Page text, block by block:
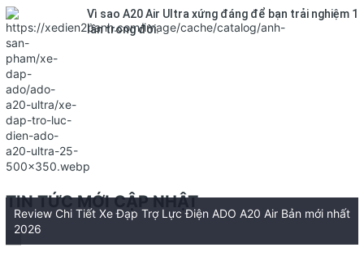
Vì sao A20 Air Ultra xứng đáng để bạn trải nghiệm 1
lần trong đời.
TIN TỨC MỚI CẬP NHẬT
Review Chi Tiết Xe Đạp Trợ Lực Điện ADO A20 Air Bản mới nhất
2026